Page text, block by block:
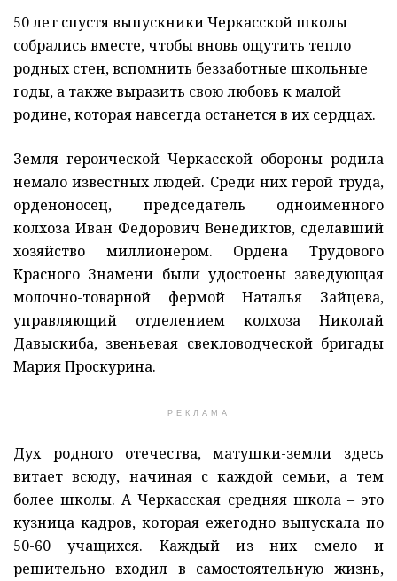
50 лет спустя выпускники Черкасской школы
собрались вместе, чтобы вновь ощутить тепло
родных стен, вспомнить беззаботные школьные
годы, а также выразить свою любовь к малой
родине, которая навсегда останется в их сердцах.
Земля героической Черкасской обороны родила
немало известных людей. Среди них герой труда,
орденоносец, председатель одноименного
колхоза Иван Федорович Венедиктов, сделавший
хозяйство миллионером. Ордена Трудового
Красного Знамени были удостоены заведующая
молочно-товарной фермой Наталья Зайцева,
управляющий отделением колхоза Николай
Давыскиба, звеньевая свекловодческой бригады
Мария Проскурина.
РЕКЛАМА
Дух родного отечества, матушки-земли здесь
витает всюду, начиная с каждой семьи, а тем
более школы. А Черкасская средняя школа – это
кузница кадров, которая ежегодно выпускала по
50-60 учащихся. Каждый из них смело и
решительно входил в самостоятельную жизнь,